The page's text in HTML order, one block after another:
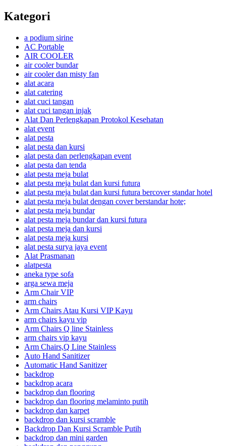
Kategori
a podium sirine
AC Portable
AIR COOLER
air cooler bundar
air cooler dan misty fan
alat acara
alat catering
alat cuci tangan
alat cuci tangan injak
Alat Dan Perlengkapan Protokol Kesehatan
alat event
alat pesta
alat pesta dan kursi
alat pesta dan perlengkapan event
alat pesta dan tenda
alat pesta meja bulat
alat pesta meja bulat dan kursi futura
alat pesta meja bulat dan kursi futura bercover standar hotel
alat pesta meja bulat dengan cover berstandar hote;
alat pesta meja bundar
alat pesta meja bundar dan kursi futura
alat pesta meja dan kursi
alat pesta meja kursi
alat pesta surya jaya event
Alat Prasmanan
alatpesta
aneka type sofa
arga sewa meja
Arm Chair VIP
arm chairs
Arm Chairs Atau Kursi VIP Kayu
arm chairs kayu vip
Arm Chairs Q line Stainless
arm chairs vip kayu
Arm Chairs,Q Line Stainless
Auto Hand Sanitizer
Automatic Hand Sanitizer
backdrop
backdrop acara
backdrop dan flooring
backdrop dan flooring melaminto putih
backdrop dan karpet
backdrop dan kursi scramble
Backdrop Dan Kursi Scramble Putih
backdrop dan mini garden